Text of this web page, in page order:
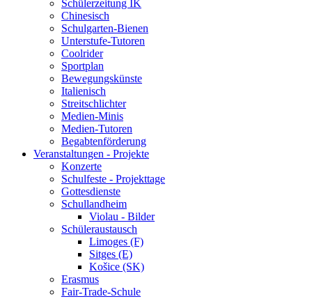
Schülerzeitung IK
Chinesisch
Schulgarten-Bienen
Unterstufe-Tutoren
Coolrider
Sportplan
Bewegungskünste
Italienisch
Streitschlichter
Medien-Minis
Medien-Tutoren
Begabtenförderung
Veranstaltungen - Projekte
Konzerte
Schulfeste - Projekttage
Gottesdienste
Schullandheim
Violau - Bilder
Schüleraustausch
Limoges (F)
Sitges (E)
Košice (SK)
Erasmus
Fair-Trade-Schule